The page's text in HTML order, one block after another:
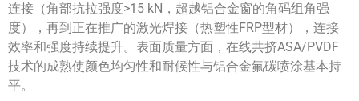
连接（角部抗拉强度>15 kN，超越铝合金窗的角码组角强
度），再到正在推广的激光焊接（热塑性FRP型材），连接
效率和强度持续提升。表面质量方面，在线共挤ASA/PVDF
技术的成熟使颜色均匀性和耐候性与铝合金氟碳喷涂基本持
平。